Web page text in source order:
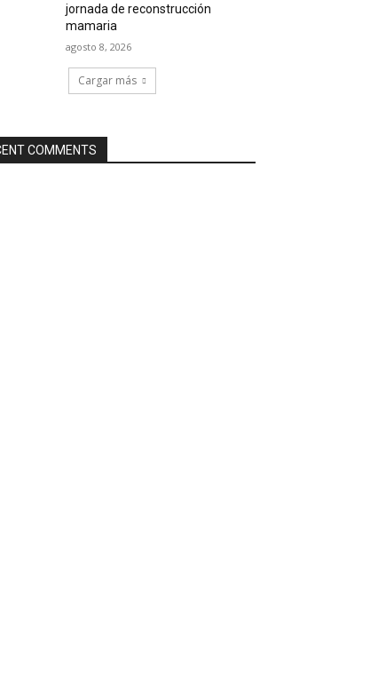
jornada de reconstrucción
mamaria
agosto 8, 2026
Cargar más
COMMENTS